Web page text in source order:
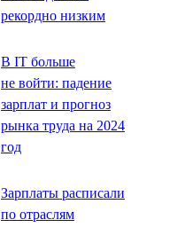
рекордно низким
В IT больше
не войти: падение
зарплат и прогноз
рынка труда на 2024
год
Зарплаты расписали
по отраслям